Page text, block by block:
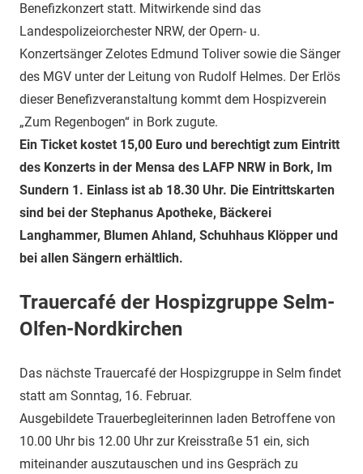
Benefizkonzert statt. Mitwirkende sind das
Landespolizeiorchester NRW, der Opern- u.
Konzertsänger Zelotes Edmund Toliver sowie die Sänger
des MGV unter der Leitung von Rudolf Helmes. Der Erlös
dieser Benefizveranstaltung kommt dem Hospizverein
„Zum Regenbogen“ in Bork zugute.
Ein Ticket kostet 15,00 Euro und berechtigt zum Eintritt
des Konzerts in der Mensa des LAFP NRW in Bork, Im
Sundern 1. Einlass ist ab 18.30 Uhr. Die Eintrittskarten
sind bei der Stephanus Apotheke, Bäckerei
Langhammer, Blumen Ahland, Schuhhaus Klöpper und
bei allen Sängern erhältlich.
Trauercafé der Hospizgruppe Selm-
Olfen-Nordkirchen
Das nächste Trauercafé der Hospizgruppe in Selm findet
statt am Sonntag, 16. Februar.
Ausgebildete Trauerbegleiterinnen laden Betroffene von
10.00 Uhr bis 12.00 Uhr zur Kreisstraße 51 ein, sich
miteinander auszutauschen und ins Gespräch zu